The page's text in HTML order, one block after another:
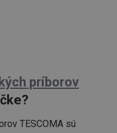
príborov
TESCOMA sú